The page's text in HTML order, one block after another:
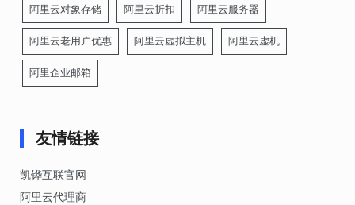
阿里云对象存储 阿里云折扣 阿里云服务器
阿里云老用户优惠 阿里云虚拟主机 阿里云虚机
阿里企业邮箱
友情链接
凯铧互联官网
阿里云代理商